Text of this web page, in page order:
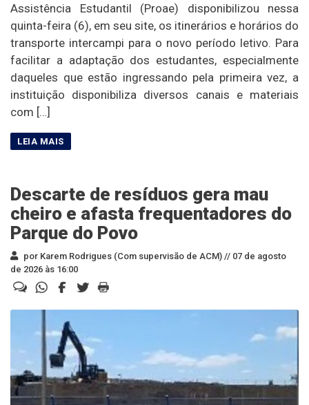
Assistência Estudantil (Proae) disponibilizou nessa
quinta-feira (6), em seu site, os itinerários e horários do
transporte intercampi para o novo período letivo. Para
facilitar a adaptação dos estudantes, especialmente
daqueles que estão ingressando pela primeira vez, a
instituição disponibiliza diversos canais e materiais
com […]
Descarte de resíduos gera mau
cheiro e afasta frequentadores do
Parque do Povo
por Karem Rodrigues (Com supervisão de ACM) // 07 de agosto
de 2026 às 16:00